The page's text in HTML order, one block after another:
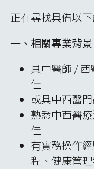
正在尋找具備以
一、相關專業背景
具中醫師 / 西
佳
或具中西醫
熟悉中西醫
佳
有實務操作
程、健康管